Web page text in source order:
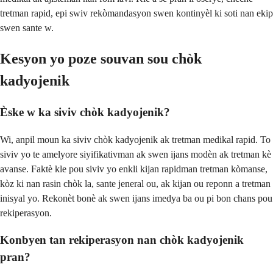
tretman rapid, epi swiv rekòmandasyon swen kontinyèl ki soti nan ekip
swen sante w.
Kesyon yo poze souvan sou chòk
kadyojenik
Èske w ka siviv chòk kadyojenik?
Wi, anpil moun ka siviv chòk kadyojenik ak tretman medikal rapid. To
siviv yo te amelyore siyifikativman ak swen ijans modèn ak tretman kè
avanse. Faktè kle pou siviv yo enkli kijan rapidman tretman kòmanse,
kòz ki nan rasin chòk la, sante jeneral ou, ak kijan ou reponn a tretman
inisyal yo. Rekonèt bonè ak swen ijans imedya ba ou pi bon chans pou
rekiperasyon.
Konbyen tan rekiperasyon nan chòk kadyojenik
pran?